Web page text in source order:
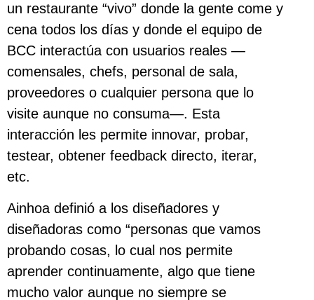
un restaurante “vivo” donde la gente come y
cena todos los días y donde el equipo de
BCC interactúa con usuarios reales —
comensales, chefs, personal de sala,
proveedores o cualquier persona que lo
visite aunque no consuma—. Esta
interacción les permite innovar, probar,
testear, obtener feedback directo, iterar,
etc.
Ainhoa definió a los diseñadores y
diseñadoras como “personas que vamos
probando cosas, lo cual nos permite
aprender continuamente, algo que tiene
mucho valor aunque no siempre se